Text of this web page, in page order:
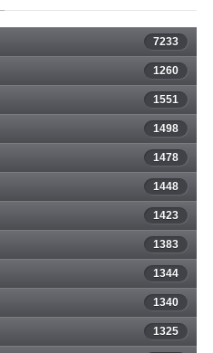
7233
1260
1551
1498
1478
1448
1423
1383
1344
1340
1325